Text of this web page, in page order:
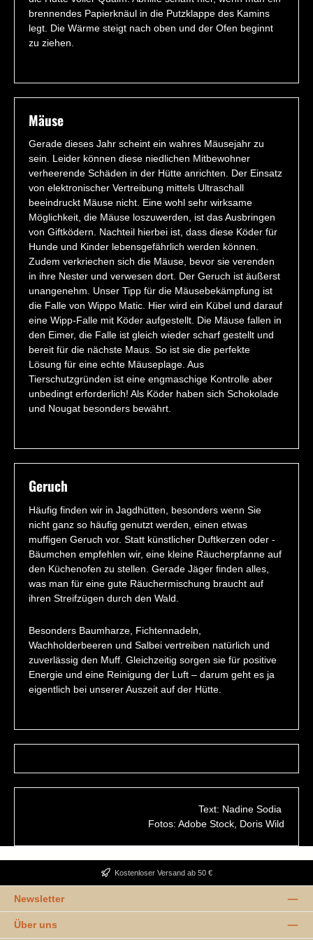
brennendes Papierknäul in die Putzklappe des Kamins
legt. Die Wärme steigt nach oben und der Ofen beginnt
zu ziehen.
Mäuse
Gerade dieses Jahr scheint ein wahres Mäusejahr zu
sein. Leider können diese niedlichen Mitbewohner
verheerende Schäden in der Hütte anrichten. Der Einsatz
von elektronischer Vertreibung mittels Ultraschall
beeindruckt Mäuse nicht. Eine wohl sehr wirksame
Möglichkeit, die Mäuse loszuwerden, ist das Ausbringen
von Giftködern. Nachteil hierbei ist, dass diese Köder für
Hunde und Kinder lebensgefährlich werden können.
Zudem verkriechen sich die Mäuse, bevor sie verenden
in ihre Nester und verwesen dort. Der Geruch ist äußerst
unangenehm. Unser Tipp für die Mäusebekämpfung ist
die Falle von Wippo Matic. Hier wird ein Kübel und darauf
eine Wipp-Falle mit Köder aufgestellt. Die Mäuse fallen in
den Eimer, die Falle ist gleich wieder scharf gestellt und
bereit für die nächste Maus. So ist sie die perfekte
Lösung für eine echte Mäuseplage. Aus
Tierschutzgründen ist eine engmaschige Kontrolle aber
unbedingt erforderlich! Als Köder haben sich Schokolade
und Nougat besonders bewährt.
Geruch
Häufig finden wir in Jagdhütten, besonders wenn Sie
nicht ganz so häufig genutzt werden, einen etwas
muffigen Geruch vor. Statt künstlicher Duftkerzen oder -
Bäumchen empfehlen wir, eine kleine Räucherpfanne auf
den Küchenofen zu stellen. Gerade Jäger finden alles,
was man für eine gute Räuchermischung braucht auf
ihren Streifzügen durch den Wald.
Besonders Baumharze, Fichtennadeln,
Wachholderbeeren und Salbei vertreiben natürlich und
zuverlässig den Muff. Gleichzeitig sorgen sie für positive
Energie und eine Reinigung der Luft – darum geht es ja
eigentlich bei unserer Auszeit auf der Hütte.
Text: Nadine Sodia
Fotos: Adobe Stock, Doris Wild
Kostenloser Versand ab 50 €
Newsletter
Über uns